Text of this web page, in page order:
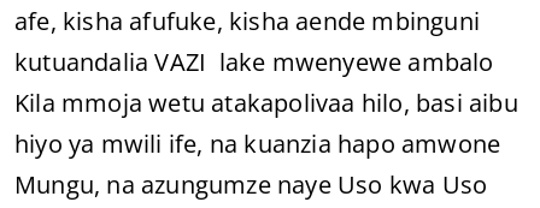
afe, kisha afufuke, kisha aende mbinguni
kutuandalia VAZI lake mwenyewe ambalo
Kila mmoja wetu atakapolivaa hilo, basi aibu
hiyo ya mwili ife, na kuanzia hapo amwone
Mungu, na azungumze naye Uso kwa Uso